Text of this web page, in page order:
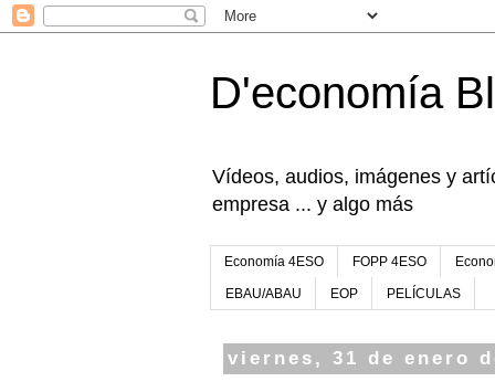
D'economía
Vídeos, audios, imágenes y
empresa ... y algo más
Economía 4ESO FOPP 4ESO
EBAU/ABAU EOP PELÍCULAS
viernes, 31 de enero